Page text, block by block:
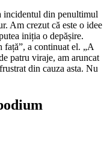
incidentul din penultimul
Am crezut că este o idee
iniția o depășire.
a continuat el. „A
patru viraje, am aruncat
din cauza asta. Nu